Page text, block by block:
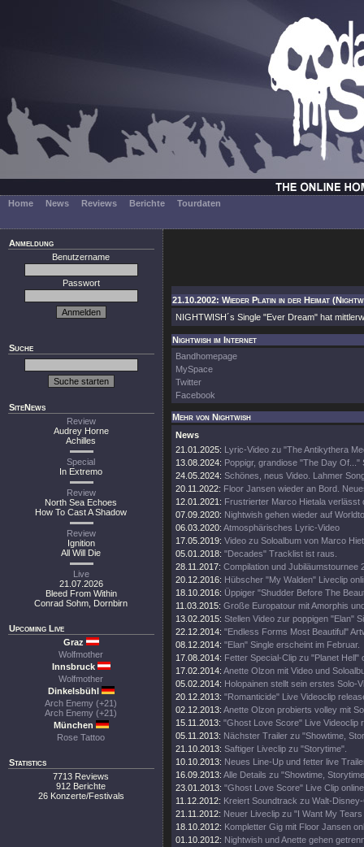
Home News Reviews Berichte Tourdaten
Anmeldung
Benutzername
Passwort
Suche
SiteNews
Review
Audrey Horne
Achilles
Special
In Extremo
Review
North Sea Echoes
How To Cast A Shadow
Review
Ignition
All Will Die
Live
21.07.2026
Bleed From Within
Conrad Sohm, Dornbirn
Upcoming Live
Graz
Wolfmother
Innsbruck
Wolfmother
Dinkelsbühl
Arch Enemy (+21)
Arch Enemy (+21)
München
Rose Tattoo
Statistics
7713 Reviews
912 Berichte
26 Konzerte/Festivals
21.10.2002: Wieder Platin in der Heimat
NIGHTWISH´s Single "Ever Dream" hat
Nightwish im Internet
Bandhomepage
MySpace
Twitter
Facebook
Mehr von Nightwish
News
21.01.2025: Lyric-Video zu "The Antikythera
13.08.2024: Poppigr, grandiose "The Day Of..."
24.05.2024: Schönes, neus Video. Lahmer
20.11.2022: Floor Jansen wieder an Bord.
12.01.2021: Frustrierter Marco Hietala verlässt
07.09.2020: Nightwish gehen wieder auf
06.03.2020: Atmosphärisches Lyric-Video
17.05.2019: Video zu Soloalbum von Marco
05.01.2018: "Decades" Tracklist ist raus.
28.11.2017: Compilation und Jubiläumstournee
20.12.2016: Hübscher "My Walden" Liveclip
18.10.2016: Üppiger "Shudder Before The
11.03.2015: Große Europatour mit Amorphis
13.02.2015: Stellen Video zur poppigen "Elan"
22.12.2014: "Endless Forms Most Beautiful"
08.12.2014: "Elan" Single erscheint im Februar.
17.08.2014: Fetter Special-Clip zu "Planet Hell"
17.02.2014: Anette Olzon mit Video und
05.02.2014: Holopainen stellt sein erstes Solo-
20.12.2013: "Romanticide" Live Videoclip
02.12.2013: Anette Olzon probierts volley mit
15.11.2013: "Ghost Love Score" Live Videoclip
05.11.2013: Nächster Trailer zu "Showtime,
21.10.2013: Saftiger Liveclip zu "Storytime".
10.10.2013: Neues Line-Up und fetter live
16.09.2013: Alle Details zu "Showtime,
23.01.2013: "Ghost Love Score" Live Clip
11.12.2012: Kreiert Soundtrack zu Walt-
21.11.2012: Neuer Liveclip zu "I Want My
18.10.2012: Kompletter Gig mit Floor Jansen
01.10.2012: Nightwish und Anette gehen